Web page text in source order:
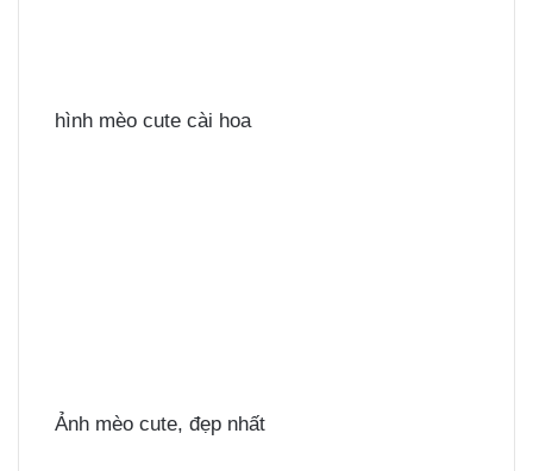
hình mèo cute cài hoa
Ảnh mèo cute, đẹp nhất